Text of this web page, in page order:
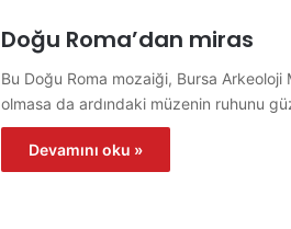
Doğu Roma’dan miras
Bu Doğu Roma mozaiği, Bursa
olmasa da ardındaki müzenin ruhunu
Devamını oku »